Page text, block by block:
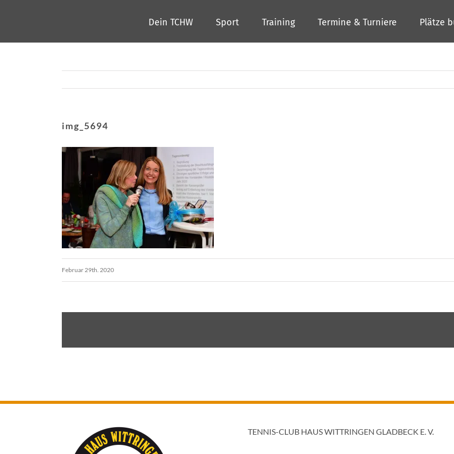
springen
Dein TCHW Sport Training Termine & Turniere Plätze
img_5694
Februar 29th. 2020
TENNIS-CLUB HAUS WITTRINGEN GLADBECK E. V.